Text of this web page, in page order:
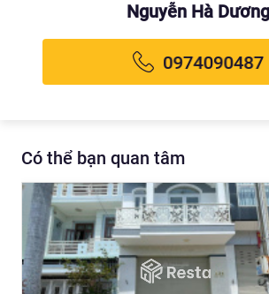
Nguyễn Hà Dương
Có thể bạn quan tâm